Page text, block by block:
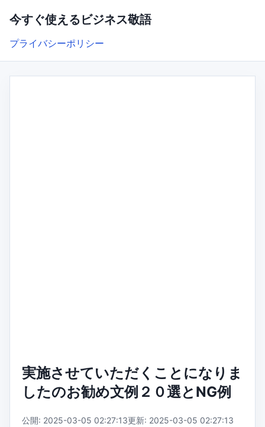
今すぐ使えるビジネス敬語
プライバシーポリシー
実施させていただくことになりま
したのお勧め文例２０選とNG例
公開: 2025-03-05 02:27:13更新: 2025-03-05 02:27:13